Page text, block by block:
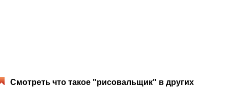
Смотреть что такое "рисовальщик" в других